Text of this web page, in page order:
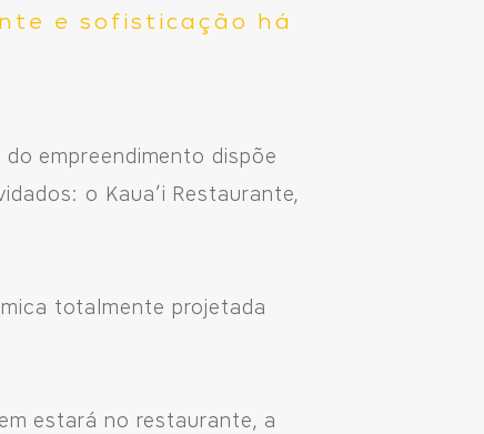
e sofisticação há
empreendimento dispõe
o Kaua’i Restaurante,
totalmente projetada
estará no restaurante, a